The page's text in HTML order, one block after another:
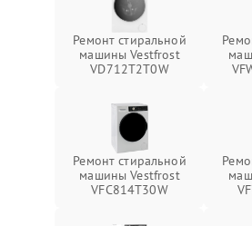
Ремонт стиральной
машины Vestfrost
VD712T2T0W
Ремонт стиральной
машины Vestfrost
VFC814T30W